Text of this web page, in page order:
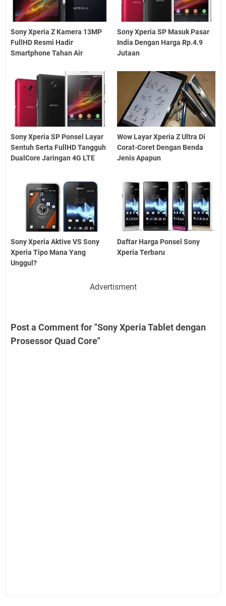
Sony Xperia Z Kamera 13MP
FullHD Resmi Hadir
Smartphone Tahan Air
Sony Xperia SP Masuk Pasar
India Dengan Harga Rp.4.9
Jutaan
Sony Xperia SP Ponsel Layar
Sentuh Serta FullHD Tangguh
DualCore Jaringan 4G LTE
Wow Layar Xperia Z Ultra Di
Corat-Coret Dengan Benda
Jenis Apapun
Sony Xperia Aktive VS Sony
Xperia Tipo Mana Yang
Unggul?
Daftar Harga Ponsel Sony
Xperia Terbaru
Advertisment
Post a Comment for "Sony Xperia Tablet dengan
Prosessor Quad Core"